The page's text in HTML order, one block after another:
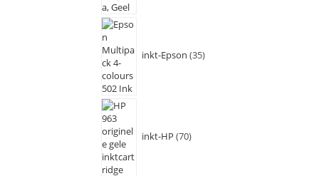
inkt-Epson 35
inkt-HP 70